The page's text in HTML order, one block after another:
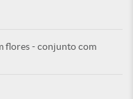
flores - conjunto com